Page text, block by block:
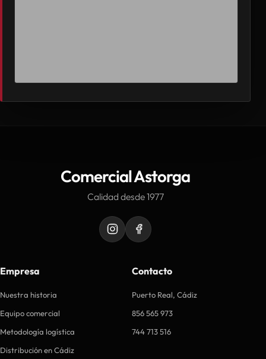
Comercial Astorga
Calidad desde 1977
Empresa
Nuestra historia
Equipo comercial
Metodología logística
Distribución en Cádiz
Contacto
Puerto Real, Cádiz
856 565 973
744 713 516